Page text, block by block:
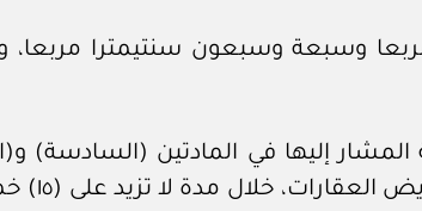
وستة وتسعون مترا مربعا وسبعة وسبعون
المشار إليها في المادتين
مندوبيها